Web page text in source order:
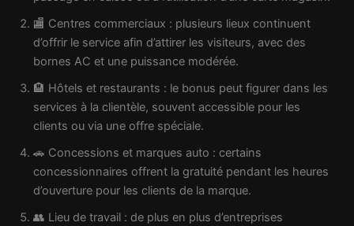
🏬 Centres commerciaux : plusieurs lieux continuent
d’offrir le service afin d’attirer les visiteurs, avec des
bornes AC et une puissance modérée.
🏨 Hôtels et restaurants : le bonus peut figurer dans les
services à la clientèle, souvent accessible pour les
clients ou via une offre spéciale.
🚗 Concessions et marques auto : certains
concessionnaires offrent la gratuité pendant les heures
d’ouverture pour les clients de la marque.
👥 Lieu de travail : de plus en plus d’entreprises